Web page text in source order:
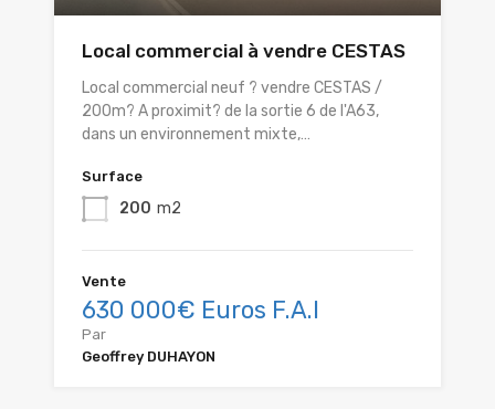
Local commercial à vendre CESTAS
Local commercial neuf ? vendre CESTAS /
200m? A proximit? de la sortie 6 de l'A63,
dans un environnement mixte,…
Surface
200 m2
Vente
630 000€ Euros F.A.I
Par
Geoffrey DUHAYON